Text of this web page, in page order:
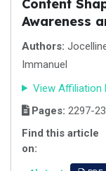
Content
Awareness
Authors:
Immanuel
View Affiliation
Pages: 2297-
Find this article
on: